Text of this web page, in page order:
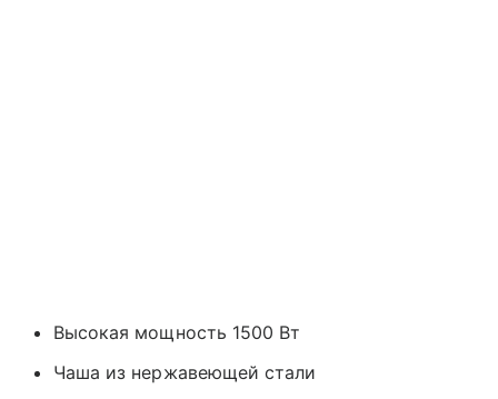
Высокая мощность 1500 Вт
Чаша из нержавеющей стали